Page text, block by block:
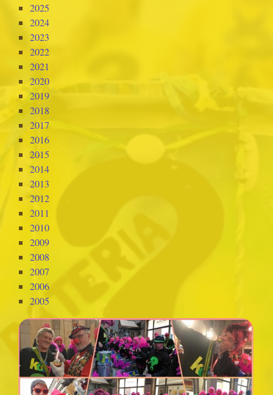
2025
2024
2023
2022
2021
2020
2019
2018
2017
2016
2015
2014
2013
2012
2011
2010
2009
2008
2007
2006
2005